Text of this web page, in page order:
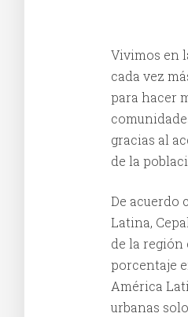
Vivimos en
cada vez
para hacer
gracias al
de la
De acuerdo
Latina,
de la región
porcentaje
América
urbanas solo